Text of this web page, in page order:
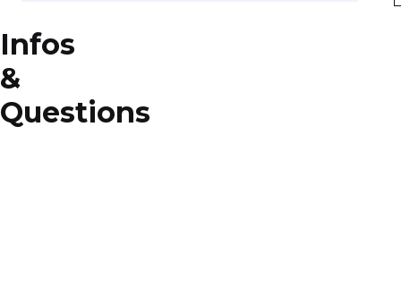
Infos
&
Questions